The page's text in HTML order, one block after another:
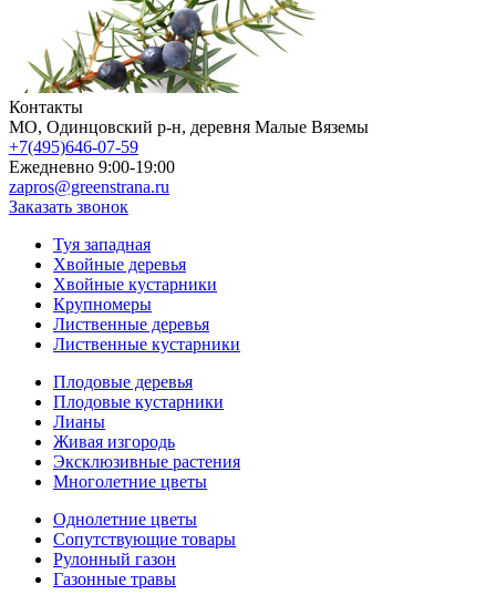
Контакты
МO, Одинцовский р-н, деревня Малые Вяземы
+7(495)646-07-59
Ежедневно 9:00-19:00
zapros@greenstrana.ru
Заказать звонок
Туя западная
Хвойные деревья
Хвойные кустарники
Крупномеры
Лиственные деревья
Лиственные кустарники
Плодовые деревья
Плодовые кустарники
Лианы
Живая изгородь
Эксклюзивные растения
Многолетние цветы
Однолетние цветы
Сопутствующие товары
Рулонный газон
Газонные травы